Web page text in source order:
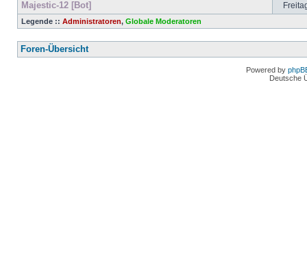
Majestic-12 [Bot]
Legende :: Administratoren, Globale Moderatoren
Foren-Übersicht
Powered by
Deutsche